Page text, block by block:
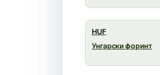
HUF
Унгарски форинт